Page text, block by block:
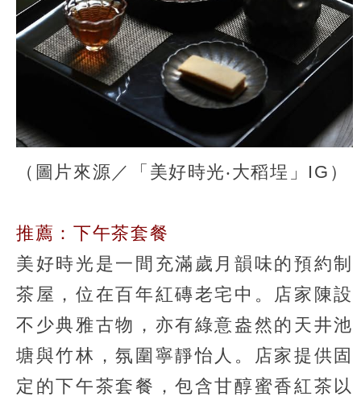
（圖片來源／「美好時光‧大稻埕」IG）
推薦：下午茶套餐
美好時光是一間充滿歲月韻味的預約制
茶屋，位在百年紅磚老宅中。店家陳設
不少典雅古物，亦有綠意盎然的天井池
塘與竹林，氛圍寧靜怡人。店家提供固
定的下午茶套餐，包含甘醇蜜香紅茶以